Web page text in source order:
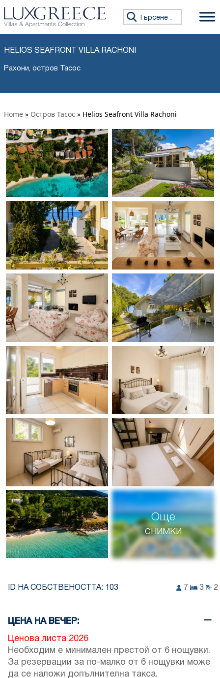
Търсене за:
HELIOS SEAFRONT VILLA RACHONI
Рахони, остров Тасос
Home » Остров Тасос » Helios Seafront Villa Rachoni
Още
снимки
ID НА СОБСТВЕНОСТТА: 103 7 3 2
ЦЕНА НА ВЕЧЕР:
Ценова листа 2026
Необходим е минимален престой от 6 нощувки.
За резервации за по-малко от 6 нощувки може
да се наложи допълнителна такса.